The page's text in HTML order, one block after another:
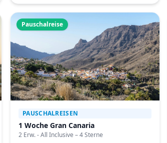
Pauschalreise
PAUSCHALREISEN
1 Woche Gran Canaria
2 Erw. - All Inclusive – 4 Sterne